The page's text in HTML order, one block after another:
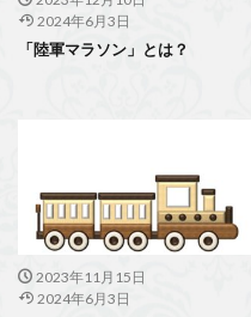
2024年6月3日
「陸軍マラソン」とは？
2023年11月15日
2024年6月3日